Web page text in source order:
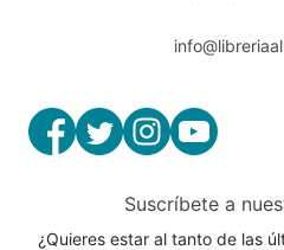
Suscríbete a
¿Quieres estar al tanto de las